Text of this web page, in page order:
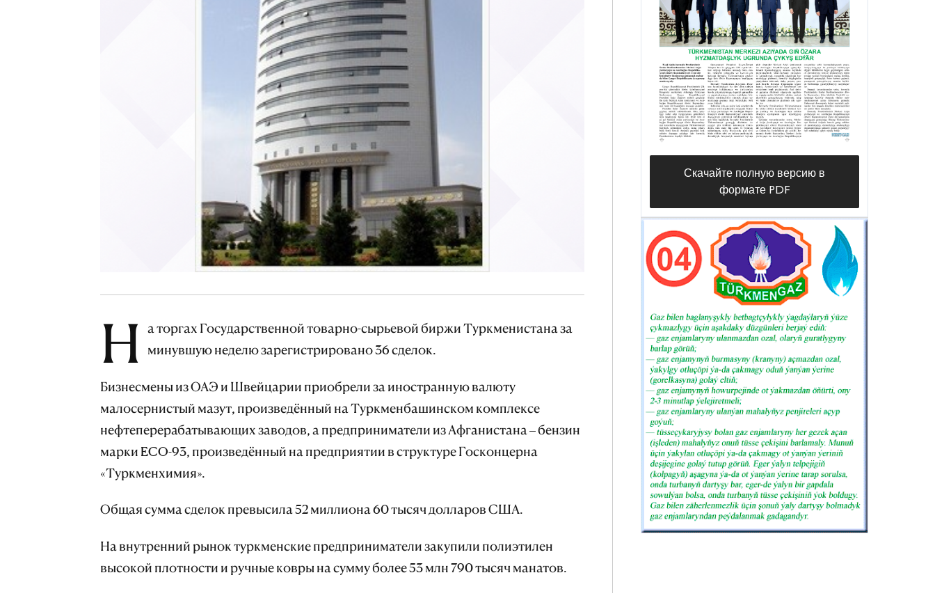
Н а торгах Государственной товарно-сырьевой биржи Туркменистана за
минувшую неделю зарегистрировано 36 сделок.
Бизнесмены из ОАЭ и Швейцарии приобрели за иностранную валюту
малосернистый мазут, произведённый на Туркменбашинском комплексе
нефтеперерабатывающих заводов, а предприниматели из Афганистана – бензин
марки ECO-93, произведённый на предприятии в структуре Госконцерна
«Туркменхимия».
Общая сумма сделок превысила 52 миллиона 60 тысяч долларов США.
На внутренний рынок туркменские предприниматели закупили полиэтилен
высокой плотности и ручные ковры на сумму более 53 млн 790 тысяч манатов.
Скачайте полную версию в
формате PDF